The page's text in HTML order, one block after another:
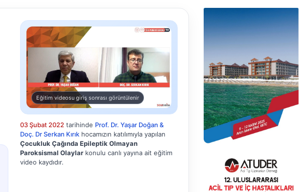
Eğitim videosu giriş sonrası görüntülenir
03 Şubat 2022 tarihinde Prof. Dr. Yaşar Doğan &
Doç. Dr Serkan Kırık hocamızın katılımıyla yapılan
Çocukluk Çağında Epileptik Olmayan
Paroksismal Olaylar konulu canlı yayına ait eğitim
video kaydıdır.